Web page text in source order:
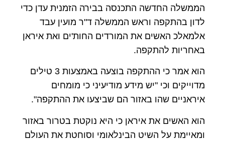
הממשלה החדשה התכנסה בבירה הזמנית עדן כדי
לדון בהתקפה וראש הממשלה ד"ר מועין עבד
אלמאלכ האשים את המורדים החות'ים ואת איראן
באחריות להתקפה.
הוא אמר כי ההתקפה בוצעה באמצעות 3 טילים
מדוייקים וכי "יש מידע מודיעיני כי מומחים
איראניים שהו באזור הם שביצעו את ההתקפה".
הוא האשים את איראן כי היא נוקטת בטרור באזור
ומאיימת על השיט הבינלאומי וסוחטת את העולם